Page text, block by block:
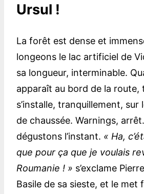
Ursul !
La forêt est dense et
longeons le lac artificiel de
sa longueur, interminable.
apparaît au bord de la route,
s’installe, tranquillement, sur
de chaussée. Warnings,
dégustons l’instant. « Ha,
que pour ça que je voulais
Roumanie ! » s’exclame
Basile de sa sieste, et le met